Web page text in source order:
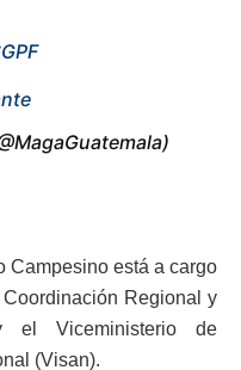
Campesino está a cargo
Regional y
el Viceministerio de
(Visan).